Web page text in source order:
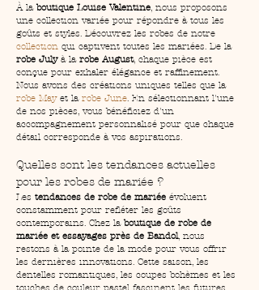
À la boutique Louise Valentine, nous proposons
une collection variée pour répondre à tous les
goûts et styles. Découvrez les robes de notre
collection qui captivent toutes les mariées. De la
robe July à la robe August, chaque pièce est
conçue pour exhaler élégance et raffinement.
Nous avons des créations uniques telles que la
robe May et la robe June. En sélectionnant l'une
de nos pièces, vous bénéficiez d'un
accompagnement personnalisé pour que chaque
détail corresponde à vos aspirations.
Quelles sont les tendances actuelles
pour les robes de mariée ?
Les tendances de robe de mariée évoluent
constamment pour refléter les goûts
contemporains. Chez la boutique de robe de
mariée et essayages près de Bandol, nous
restons à la pointe de la mode pour vous offrir
les dernières innovations. Cette saison, les
dentelles romantiques, les coupes bohèmes et les
touches de couleur pastel fascinent les futures